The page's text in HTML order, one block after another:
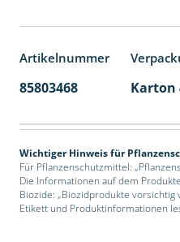
Artikelnummer
85803468 Karton
Wichtiger Hinweis für
Für Pflanzenschutzmittel:
Die Informationen auf dem
Biozide: „Biozidprodukte
Etikett und Produktinformationen